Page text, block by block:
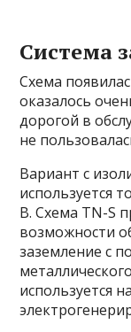
Система
Схема
оказалось
дорогой в
не
Вариант с
используется
В. Схема TN-S
возможности
заземление с
используется